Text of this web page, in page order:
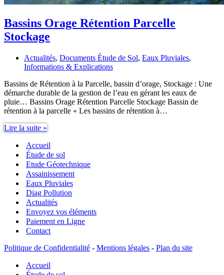
Bassins Orage Rétention Parcelle
Stockage
Actualités, Documents Étude de Sol, Eaux Pluviales,
Informations & Explications
Bassins de Rétention à la Parcelle, bassin d’orage, Stockage : Une
démarche durable de la gestion de l’eau en gérant les eaux de
pluie… Bassins Orage Rétention Parcelle Stockage Bassin de
rétention à la parcelle « Les bassins de rétention à…
Lire la suite »
Rétention
Parcelle
Stockage
Accueil
Étude de sol
Etude Géotechnique
Assainissement
Eaux Pluviales
Diag Pollution
Actualités
Envoyez vos éléments
Paiement en Ligne
Contact
Politique de Confidentialité - Mentions légales - Plan du site
Accueil